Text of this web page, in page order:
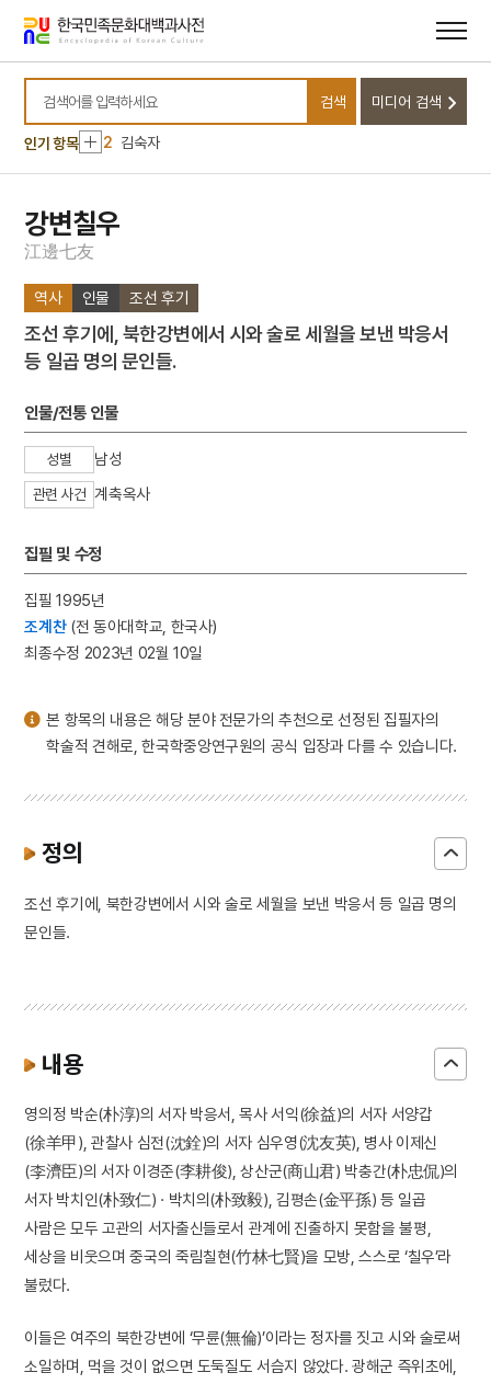
바로가기
바로가기
검색어를 입력하세요
검색 미디어 검색
인기 항목
10 조위총의 난
1 한중수교
2 김숙자
3 금성대군
4
5
7
몰부가
8
박신규
9
안중근 의사 유묵
10
1 한중수교
2
3
금성대군
5 갈천서원
6
7 몰부가
강변칠우
江邊七友
역사 인물 조선 후기
조선 후기에, 북한강변에서 시와 술로 세월을 보낸 박응서
등 일곱 명의 문인들.
인물/전통 인물
성별 남성
관련 사건 계축옥사
집필 및 수정
집필 1995년
조계찬 (전 동아대학교, 한국사)
최종수정 2023년 02월 10일
본 항목의 내용은 해당 분야 전문가의 추천으로 선정된 집필자의
학술적 견해로, 한국학중앙연구원의 공식 입장과 다를 수 있습니다.
정의
조선 후기에, 북한강변에서 시와 술로 세월을 보낸 박응서 등 일곱 명의
문인들.
내용
영의정 박순(朴淳)의 서자 박응서, 목사 서익(徐益)의 서자 서양갑
(徐羊甲), 관찰사 심전(沈銓)의 서자 심우영(沈友英), 병사 이제신
(李濟臣)의 서자 이경준(李耕俊), 상산군(商山君) 박충간(朴忠侃)의
서자 박치인(朴致仁) · 박치의(朴致毅), 김평손(金平孫) 등 일곱
사람은 모두 고관의 서자출신들로서 관계에 진출하지 못함을 불평,
세상을 비웃으며 중국의 죽림칠현(竹林七賢)을 모방, 스스로 ‘칠우’라
불렀다.
이들은 여주의 북한강변에 ‘무륜(無倫)’이라는 정자를 짓고 시와 술로써
소일하며, 먹을 것이 없으면 도둑질도 서슴지 않았다. 광해군 즉위초에,